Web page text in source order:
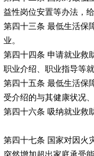
益性岗位安置等办法，
第四十三条 最低生活保
业。
第四十四条 申请就业救
职业介绍、职业指导等
第四十五条 最低生活保
受介绍的与其健康状况
第四十六条 吸纳就业救
第四十七条 国家对因火